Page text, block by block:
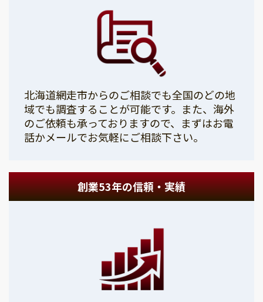
北海道網走市からのご相談でも全国のどの地
域でも調査することが可能です。また、海外
のご依頼も承っておりますので、まずはお電
話かメールでお気軽にご相談下さい。
創業53年の信頼・実績